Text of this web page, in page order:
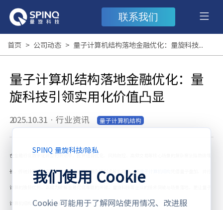
联系我们
首页 > 公司动态 > 量子计算机结构落地金融优化：量旋科技引领实用化价值凸显
量子计算机结构落地金融优化：量
旋科技引领实用化价值凸显
2025.10.31 · 行业资讯 量子计算机结构
在金融行业数字化转型的浪潮中，投资组合优化、风险防控、高频交易等核心场景的复杂度呈指数级增
长，传统计算难以突破大规模数据处理与复杂模型求解的瓶颈。而
计算的独特优势，正成为破解金融优化难题的关键，量旋科技等企业的技术突破与场景落地，更让量子
计算机结构的实用化价值日益凸显。
SPINQ 量旋科技/隐私
我们使用 Cookie
Cookie 可能用于了解网站使用情况、改进服